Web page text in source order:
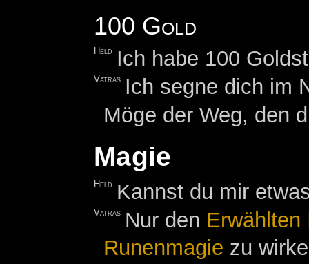
100 Gold
Held Ich habe 100
Vatras Ich segne dich im
Möge der Weg, den
Magie
Held Kannst du mir
Vatras Nur den Erwählten
Runenmagie zu